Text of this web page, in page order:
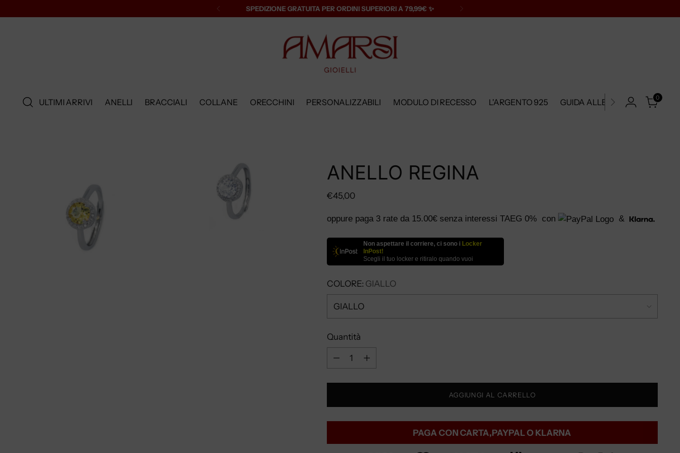
SPEDIZIONE GRATUITA PER ORDINI SUPERIORI A 79,99€ ✨
ULTIMI ARRIVI ANELLI BRACCIALI COLLANE ORECCHINI PERSONALIZZABILI MODULO DI RECESSO L'ARGENTO 925 GUIDA ALLE TAGLIE 0
ANELLO REGINA
Prezzo
listino
€45,00
oppure paga 3 rate da 15.00€senza interessi TAEG 0% con &
Non aspettare il corriere, ci sono i Locker
InPost!
Scegli il tuo locker e ritiralo quando vuoi
COLORE: GIALLO
Quantità
Quantità
AGGIUNGI AL CARRELLO
PAGA CON CARTA,PAYPAL O KLARNA